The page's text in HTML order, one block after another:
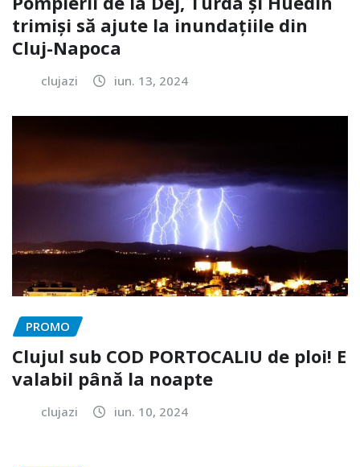
trimiși să ajute la inundațiile din
Cluj-Napoca
clujazi iun. 13, 2024
PROMO
Clujul sub COD PORTOCALIU de ploi! E
valabil până la noapte
clujazi iun. 10, 2024